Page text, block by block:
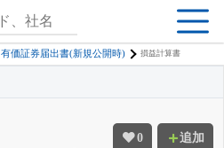
有価証券届出書(新規公開時) 損益計算書
0 追加